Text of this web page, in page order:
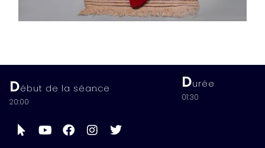
Début de la séance
20:00
Durée
01:30